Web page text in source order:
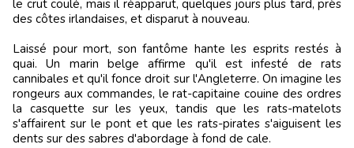
le crut coulé, mais il réapparut, quelques jours plus tard, près
des côtes irlandaises, et disparut à nouveau.
Laissé pour mort, son fantôme hante les esprits restés à
quai. Un marin belge affirme qu'il est infesté de rats
cannibales et qu'il fonce droit sur l'Angleterre. On imagine les
rongeurs aux commandes, le rat-capitaine couine des ordres
la casquette sur les yeux, tandis que les rats-matelots
s'affairent sur le pont et que les rats-pirates s'aiguisent les
dents sur des sabres d'abordage à fond de cale.